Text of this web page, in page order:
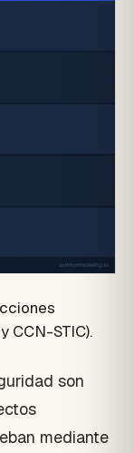
CCN-STIC).
son
mediante